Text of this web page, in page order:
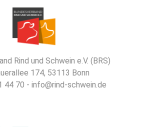
Rind und Schwein e.V. (BRS)
174, 53113 Bonn
44 70 - info@rind-schwein.de